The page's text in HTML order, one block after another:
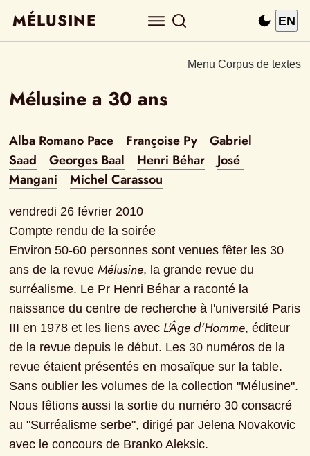
MÉLUSINE EN
Menu Corpus de textes
Mélusine a 30 ans
Alba Romano Pace Françoise Py
Gabriel
Saad
Georges Baal Henri Béhar
José
Mangani
Michel Carassou
Compte rendu de la soirée
Environ 50-60 personnes sont venues fêter les 30
ans de la revue Mélusine, la grande revue du
surréalisme. Le Pr Henri Béhar a raconté la
naissance du centre de recherche à l'université Paris
III en 1978 et les liens avec L'Âge d'Homme, éditeur
de la revue depuis le début. Les 30 numéros de la
revue étaient présentés en mosaïque sur la table.
Sans oublier les volumes de la collection "Mélusine".
Nous fêtions aussi la sortie du numéro 30 consacré
au "Surréalisme serbe", dirigé par Jelena Novakovic
avec le concours de Branko Aleksic.